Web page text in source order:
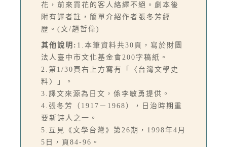
花，前來買花的客人絡繹不絕。劇本後
附有譯者註，簡單介紹作者張冬芳經
歷。(文/趙哲偉)
其他說明: 1.本筆資料共30頁，寫於財團
法人臺中市文化基金會200字稿紙。
2.第1/30頁右上方寫有「〈台灣文學史
料〉」。
3.譯文來源為日文，係李敏勇提供。
4.張冬芳（1917－1968），日治時期重
要新詩人之一。
5.互見《文學台灣》第26期，1998年4月
5日，頁84-96。